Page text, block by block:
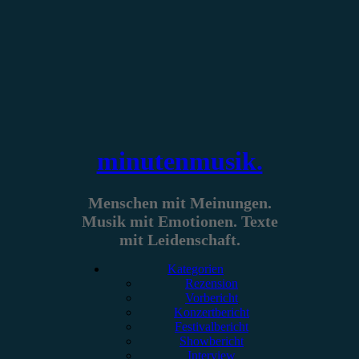
minutenmusik.
Menschen mit Meinungen.
Musik mit Emotionen. Texte
mit Leidenschaft.
Kategorien
Rezension
Vorbericht
Konzertbericht
Festivalbericht
Showbericht
Interview